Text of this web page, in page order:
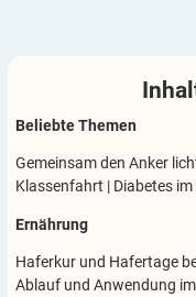
Beliebte Themen
Gemeinsam den Anker
Klassenfahrt | Diabetes
Ernährung
Haferkur und Hafertage
Ablauf und Anwendung